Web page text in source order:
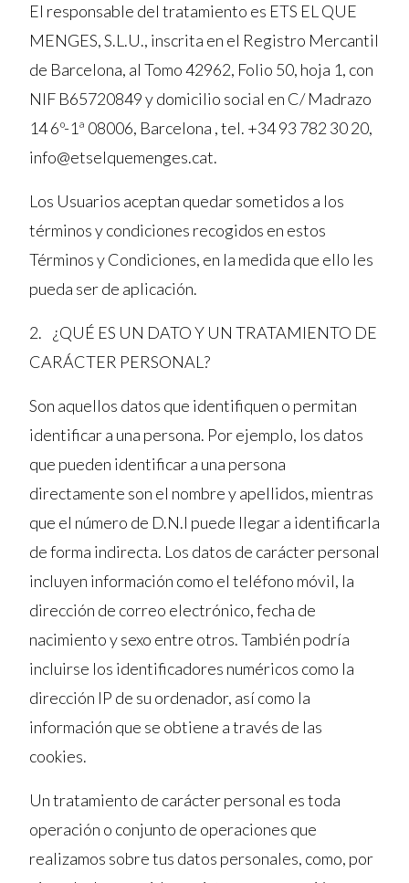
El responsable del tratamiento es ETS EL QUE
MENGES, S.L.U., inscrita en el Registro Mercantil
de Barcelona, al Tomo 42962, Folio 50, hoja 1, con
NIF B65720849 y domicilio social en C/ Madrazo
14 6º-1ª 08006, Barcelona , tel. +34 93 782 30 20,
info@etselquemenges.cat.
Los Usuarios aceptan quedar sometidos a los
términos y condiciones recogidos en estos
Términos y Condiciones, en la medida que ello les
pueda ser de aplicación.
2. ¿QUÉ ES UN DATO Y UN TRATAMIENTO DE
CARÁCTER PERSONAL?
Son aquellos datos que identifiquen o permitan
identificar a una persona. Por ejemplo, los datos
que pueden identificar a una persona
directamente son el nombre y apellidos, mientras
que el número de D.N.I puede llegar a identificarla
de forma indirecta. Los datos de carácter personal
incluyen información como el teléfono móvil, la
dirección de correo electrónico, fecha de
nacimiento y sexo entre otros. También podría
incluirse los identificadores numéricos como la
dirección IP de su ordenador, así como la
información que se obtiene a través de las
cookies.
Un tratamiento de carácter personal es toda
operación o conjunto de operaciones que
realizamos sobre tus datos personales, como, por